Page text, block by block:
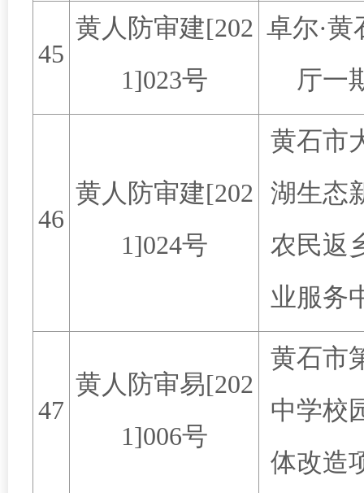
45
黄人防审建[202
1]023号
卓尔·黄
厅一
46
黄人防审建[202
1]024号
黄石市
湖生态
农民返
业服务
47
黄人防审易[202
1]006号
黄石市
中学校
体改造